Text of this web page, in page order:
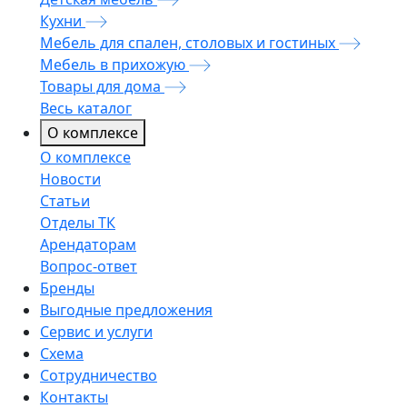
Кухни
Мебель для спален, столовых и гостиных
Мебель в прихожую
Товары для дома
Весь каталог
О комплексе
О комплексе
Новости
Статьи
Отделы ТК
Арендаторам
Вопрос-ответ
Бренды
Выгодные предложения
Сервис и услуги
Схема
Сотрудничество
Контакты